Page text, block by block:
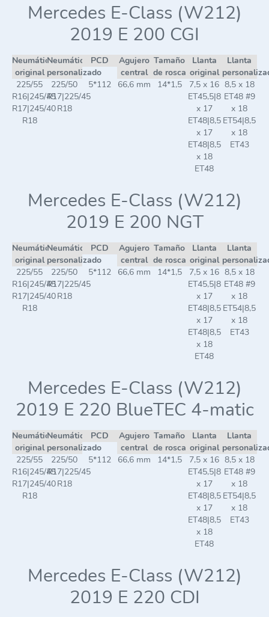
Mercedes E-Class (W212)
2019 E 200 CGI
Neumático
original
Neumático
personalizado
PCD
Agujero
central
Tamaño
de rosca
Llanta
original
Llanta
225/55
R16|245/45
R17|245/40
R18
225/50
R17|225/45
R18
5*112 66,6 mm 14*1,5
7,5 x 16
ET45,5|8
x 17
ET48|8,5
x 17
ET48|8,5
x 18
ET48
8,5 x 18
ET48 #9
x 18
ET54|8,5
x 18
ET43
Mercedes E-Class (W212)
2019 E 200 NGT
Neumático
original
Neumático
personalizado
PCD
Agujero
central
Tamaño
de rosca
Llanta
original
Llanta
225/55
R16|245/45
R17|245/40
R18
225/50
R17|225/45
R18
5*112 66,6 mm 14*1,5
7,5 x 16
ET45,5|8
x 17
ET48|8,5
x 17
ET48|8,5
x 18
ET48
8,5 x 18
ET48 #9
x 18
ET54|8,5
x 18
ET43
Mercedes E-Class (W212)
2019 E 220 BlueTEC 4-matic
Neumático
original
Neumático
personalizado
PCD
Agujero
central
Tamaño
de rosca
Llanta
original
Llanta
225/55
R16|245/45
R17|245/40
R18
225/50
R17|225/45
R18
5*112 66,6 mm 14*1,5
7,5 x 16
ET45,5|8
x 17
ET48|8,5
x 17
ET48|8,5
x 18
ET48
8,5 x 18
ET48 #9
x 18
ET54|8,5
x 18
ET43
Mercedes E-Class (W212)
2019 E 220 CDI